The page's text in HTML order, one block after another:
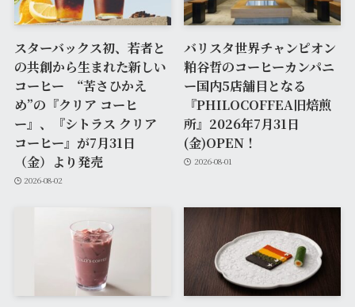
スターバックス初、若者と
の共創から生まれた新しい
コーヒー “苦さひかえ
め”の『クリア コーヒ
ー』、『シトラス クリア
コーヒー』が7月31日
（金）より発売
2026-08-02
バリスタ世界チャンピオン
粕谷哲のコーヒーカンパニ
ー国内5店舗目となる
『PHILOCOFFEA旧焙煎
所』2026年7月31日
(金)OPEN！
2026-08-01